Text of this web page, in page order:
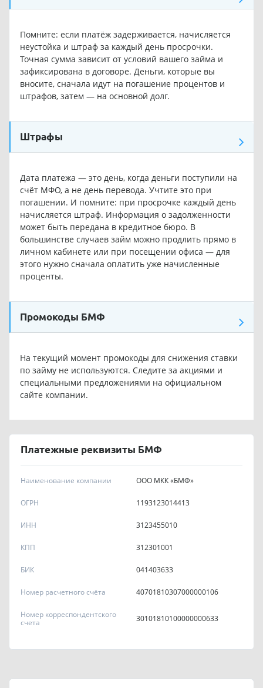
Помните: если платёж задерживается, начисляется
неустойка и штраф за каждый день просрочки.
Точная сумма зависит от условий вашего займа и
зафиксирована в договоре. Деньги, которые вы
вносите, сначала идут на погашение процентов и
штрафов, затем — на основной долг.
Штрафы
Дата платежа — это день, когда деньги поступили на
счёт МФО, а не день перевода. Учтите это при
погашении. И помните: при просрочке каждый день
начисляется штраф. Информация о задолженности
может быть передана в кредитное бюро. В
большинстве случаев займ можно продлить прямо в
личном кабинете или при посещении офиса — для
этого нужно сначала оплатить уже начисленные
проценты.
Промокоды БМФ
На текущий момент промокоды для снижения ставки
по займу не используются. Следите за акциями и
специальными предложениями на официальном
сайте компании.
Платежные реквизиты БМФ
Наименование компании ООО МКК «БМФ»
ОГРН 1193123014413
ИНН 3123455010
КПП 312301001
БИК 041403633
Номер расчетного счёта 40701810307000000106
Номер корреспондентского
счета
30101810100000000633